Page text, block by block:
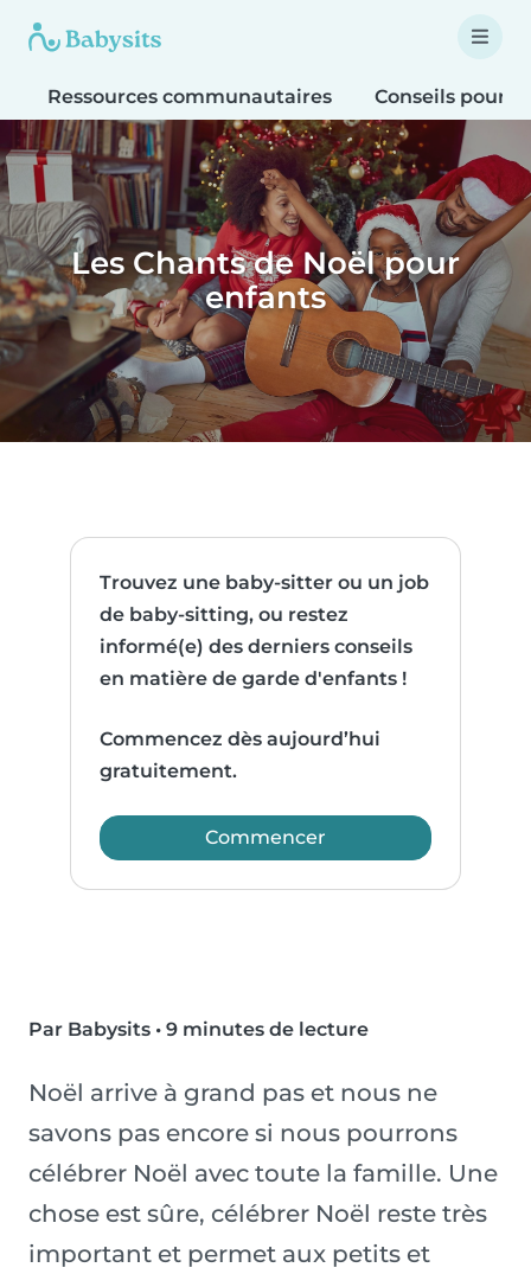
Ressources communautaires Conseils pour
Les Chants de Noël pour
enfants
Trouvez une baby-sitter ou un job
de baby-sitting, ou restez
informé(e) des derniers conseils
en matière de garde d'enfants !
Commencez dès aujourd’hui
gratuitement.
Commencer
Par Babysits • 9 minutes de lecture
Noël arrive à grand pas et nous ne
savons pas encore si nous pourrons
célébrer Noël avec toute la famille. Une
chose est sûre, célébrer Noël reste très
important et permet aux petits et